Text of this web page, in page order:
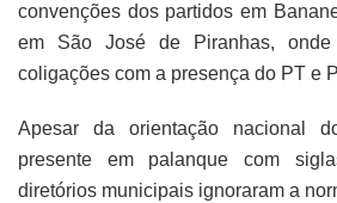
convenções dos partidos em
em São José de Piranhas,
coligações com a presença do PT e
Apesar da orientação nacional
presente em palanque com
diretórios municipais ignoraram a